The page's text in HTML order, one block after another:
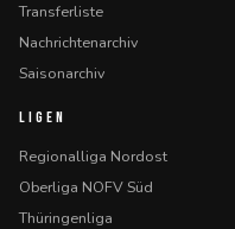
Transferliste
Nachrichtenarchiv
Saisonarchiv
LIGEN
Regionalliga Nordost
Oberliga NOFV Süd
Thüringenliga